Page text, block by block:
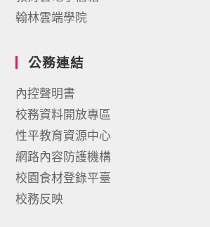
翰林雲端學院
公務連結
內控聲明書
校務資料開放專區
性平教育資源中心
網路內容防護機構
校園食材登錄平臺
校務反映